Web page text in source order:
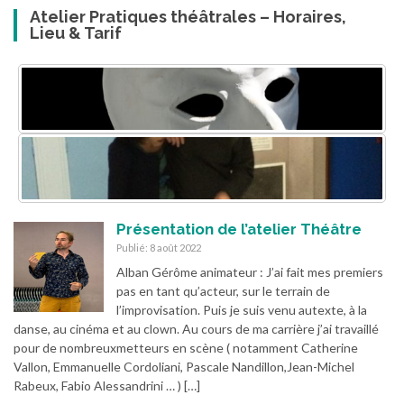
Atelier Pratiques théâtrales – Horaires,
Lieu & Tarif
Présentation de l’atelier Théâtre
Publié: 8 août 2022
Alban Gérôme animateur : J’ai fait mes premiers
pas en tant qu’acteur, sur le terrain de
l’improvisation. Puis je suis venu autexte, à la
danse, au cinéma et au clown. Au cours de ma carrière j’ai travaillé
pour de nombreuxmetteurs en scène ( notamment Catherine
Vallon, Emmanuelle Cordoliani, Pascale Nandillon,Jean-Michel
Rabeux, Fabio Alessandrini … ) […]